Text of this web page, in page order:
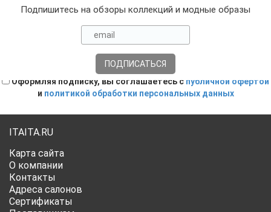
Подпишитесь на обзоры коллекций и модные образы
Оформляя подписку, вы соглашаетесь с публичной офертой
и политикой обработки персональных данных
ITAITA.RU
Карта сайта
О компании
Контакты
Адреса салонов
Сертификаты